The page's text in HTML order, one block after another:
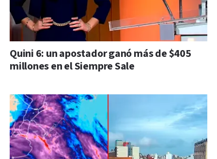
Quini 6: un apostador ganó más de $405
millones en el Siempre Sale